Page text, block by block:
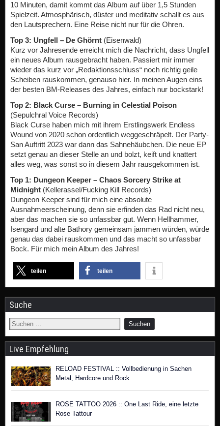
10 Minuten, damit kommt das Album auf über 1,5 Stunden
Spielzeit. Atmosphärisch, düster und meditativ schallt es aus
den Lautsprechern. Eine Reise nicht nur für die Ohren.
Top 3: Ungfell – De Ghörnt (Eisenwald)
Kurz vor Jahresende erreicht mich die Nachricht, dass Ungfell
ein neues Album rausgebracht haben. Passiert mir immer
wieder das kurz vor „Redaktionsschluss“ noch richtig geile
Scheiben rauskommen, genauso hier. In meinen Augen eins
der besten BM-Releases des Jahres, einfach nur bockstark!
Top 2: Black Curse – Burning in Celestial Poison
(Sepulchral Voice Records)
Black Curse haben mich mit ihrem Erstlingswerk Endless
Wound von 2020 schon ordentlich weggeschräpelt. Der Party-
San Auftritt 2023 war dann das Sahnehäubchen. Die neue EP
setzt genau an dieser Stelle an und bolzt, keift und knattert
alles weg, was sonst so in diesem Jahr rausgekommen ist.
Top 1: Dungeon Keeper – Chaos Sorcery Strike at
Midnight (Kellerassel/Fucking Kill Records)
Dungeon Keeper sind für mich eine absolute
Ausnahmeerscheinung, denn sie erfinden das Rad nicht neu,
aber das machen sie so unfassbar gut. Wenn Hellhammer,
Isengard und alte Bathory gemeinsam jammen würden, würde
genau das dabei rauskommen und das macht so unfassbar
Bock. Für mich mein Album des Jahres!
teilen teilen
Suche
Live Empfehlung
RELOAD FESTIVAL :: Vollbedienung in Sachen
Metal, Hardcore und Rock
ROSE TATTOO 2026 :: One Last Ride, eine letzte
Rose Tattour